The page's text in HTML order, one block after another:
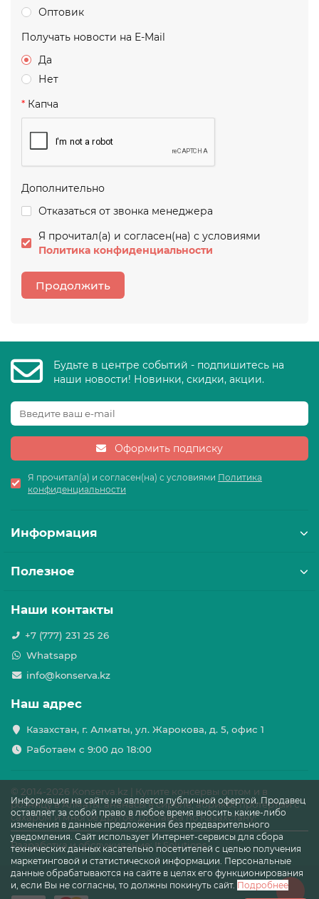
Оптовик
Получать новости на E-Mail
Да
Нет
Капча
Дополнительно
Отказаться от звонка менеджера
Я прочитал(а) и согласен(на) с условиями
Политика конфиденциальности
Продолжить
Информация на сайте не является публичной офертой. Продавец
оставляет за собой право в любое время вносить какие-либо
изменения в данные предложения без предварительного
уведомления. Сайт использует Интернет-сервисы для сбора
технических данных касательно посетителей с целью получения
маркетинговой и статистической информации. Персональные
данные обрабатываются на сайте в целях его функционирования
и, если Вы не согласны, то должны покинуть сайт. Подробнее
Будьте в центре событий - подпишитесь на
наши новости! Новинки, скидки, акции.
Оформить подписку
Я прочитал(а) и согласен(на) с условиями Политика
конфиденциальности
Информация
Полезное
Наши контакты
+7 (777) 231 25 26
Whatsapp
info@konserva.kz
Наш адрес
Казахстан, г. Алматы, ул. Жарокова, д. 5, офис 1
Работаем с 9:00 до 18:00
© 2014-2026 Konserva.kz | Купите консервы оптом и в
розницу в Алматы: ананасы в сиропе, абрикос протёртый с
сахаром и многое другое. Доставка по Казахстану!
Разработка и обслуживание: It Solutions